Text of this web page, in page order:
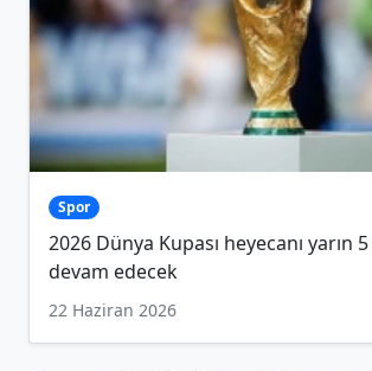
Spor
2026 Dünya Kupası heyecanı yarın
devam edecek
22 Haziran 2026